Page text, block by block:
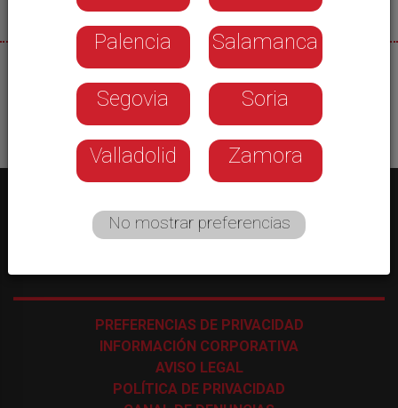
03/10/2025
PREFERENCIAS DE PRIVACIDAD
INFORMACIÓN CORPORATIVA
AVISO LEGAL
POLÍTICA DE PRIVACIDAD
Palencia Salamanca
Segovia Soria
Valladolid Zamora
No mostrar preferencias